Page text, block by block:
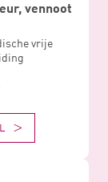
vennoot
vrije